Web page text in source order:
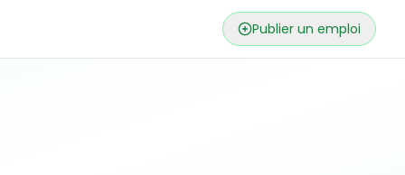
Publier un emploi